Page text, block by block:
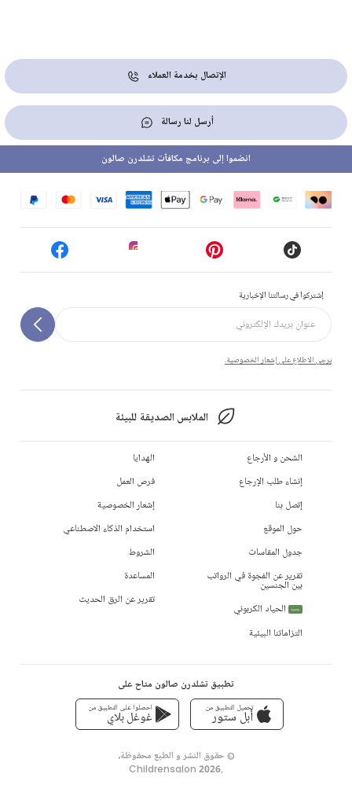
الإتصال بخدمة العملاء
أرسل لنا رسالة
إشتركوا في رسالتنا الإخبارية
يرجى الاطلاع على إشعار الخصوصية.
الملابس الصديقة للبيئة
انضموا إلى برنامج مكافآت تشلدرن صالون
الشحن و الأرجاع
إنشاء طلب الإرجاع
إتصل بنا
حول الموقع
جدول المقاسات
تقرير عن الفجوة في الرواتب
بين الجنسين
جديد
الحياد الكربوني
التزاماتنا البيئية
الهدايا
فرص العمل
إشعار الخصوصية
استخدام الذكاء الاصطناعي
الشروط
المساعدة
تقرير عن الرق الحديث
تطبيق تشلدرن صالون متاح على
تحميل التطبيق من
أبل ستور
احصلوا على التطبيق من
غوغل بلاي
© حقوق النشر و الطبع محفوظة،
,
Childrensalon 2026